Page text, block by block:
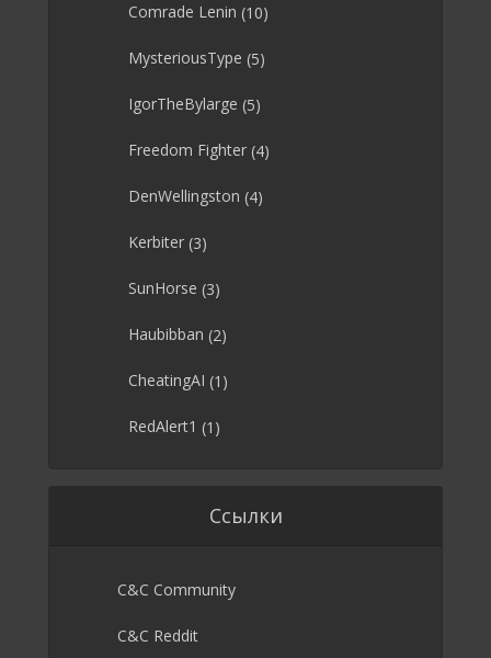
Comrade Lenin (10)
MysteriousType (5)
IgorTheBylarge (5)
Freedom Fighter (4)
DenWellingston (4)
Kerbiter (3)
SunHorse (3)
Haubibban (2)
CheatingAI (1)
RedAlert1 (1)
Ссылки
C&C Community
C&C Reddit